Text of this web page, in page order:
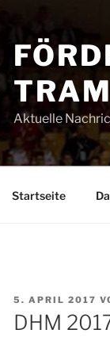
Aktuelle
Startseite
AM
5. APRIL 2017
DHM